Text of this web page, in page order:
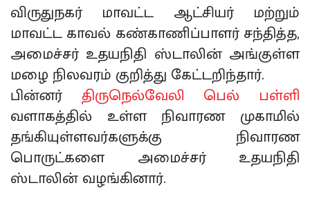
விருதுநகர் மாவட்ட ஆட்சியர் மற்றும்
மாவட்ட காவல் கண்காணிப்பாளர் சந்தித்த,
அமைச்சர் உதயநிதி ஸ்டாலின் அங்குள்ள
மழை நிலவரம் குறித்து கேட்டறிந்தார்.
பின்னர் திருநெல்வேலி பெல் பள்ளி
வளாகத்தில் உள்ள நிவாரண முகாமில்
தங்கியுள்ளவர்களுக்கு நிவாரண
பொருட்களை அமைச்சர் உதயநிதி
ஸ்டாலின் வழங்கினார்.